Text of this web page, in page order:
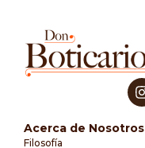
Acerca de Nosotros
Filosofía